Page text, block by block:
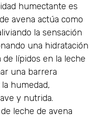
humectante es
avena actúa como
la sensación
una hidratación
lípidos en la leche
una barrera
humedad,
y nutrida.
leche de avena